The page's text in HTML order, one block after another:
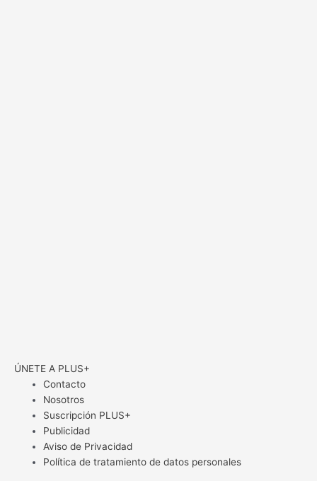
ÚNETE A PLUS+
Contacto
Nosotros
Suscripción PLUS+
Publicidad
Aviso de Privacidad
Política de tratamiento de datos personales